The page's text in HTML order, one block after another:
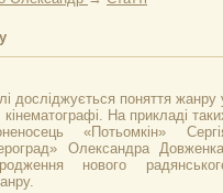
досліджується поняття жанру
На прикладі
«Потьомкін»
Олександра
нового